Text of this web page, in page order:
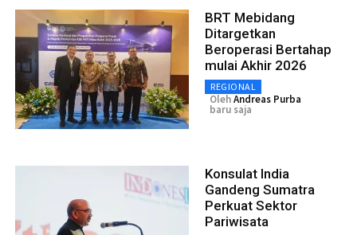
BRT Mebidang
Ditargetkan
Beroperasi Bertahap
mulai Akhir 2026
REGIONAL
OlehAndreas Purba
baru saja
Konsulat India
Gandeng Sumatra
Perkuat Sektor
Pariwisata